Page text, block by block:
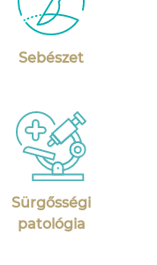
Sebészet
Sürgősségi
patológia